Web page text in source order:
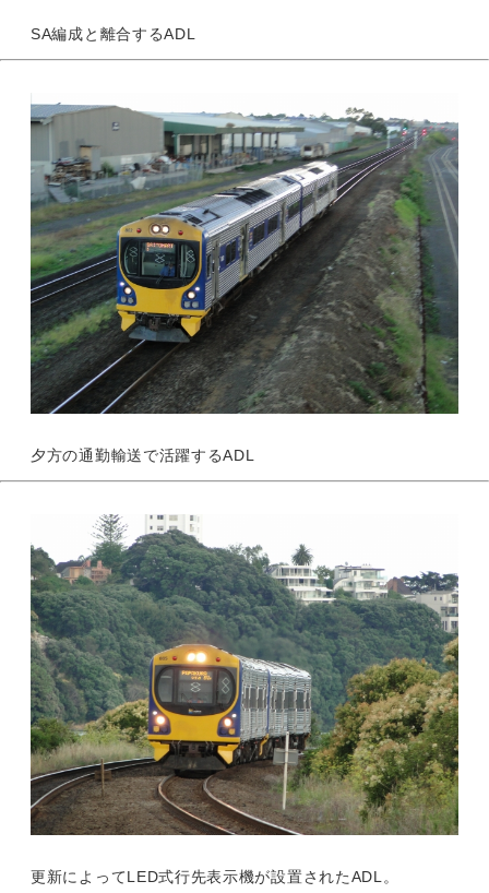
SA編成と離合するADL
夕方の通勤輸送で活躍するADL
更新によってLED式行先表示機が設置されたADL。